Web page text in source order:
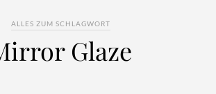
ALLES ZUM SCHLAGWORT
Glaze